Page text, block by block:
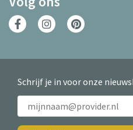
Schrijf je in voor onze